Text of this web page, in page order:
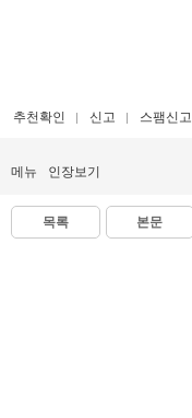
추천확인 신고 스팸신고
메뉴 인장보기
목록 본문